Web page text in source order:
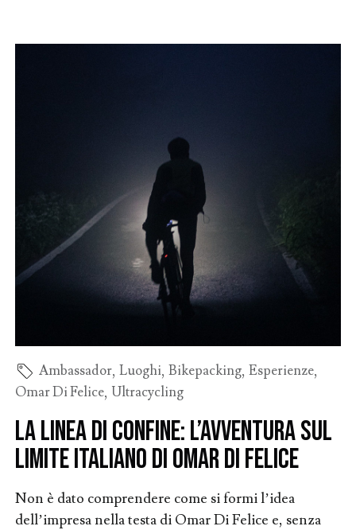
Ambassador, Luoghi, Bikepacking, Esperienze,
Omar Di Felice, Ultracycling
La linea di confine: l’avventura sul
limite italiano di Omar Di Felice
Non è dato comprendere come si formi l’idea
dell’impresa nella testa di Omar Di Felice e, senza